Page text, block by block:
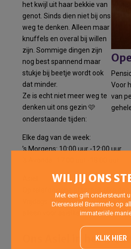
het kwijl uit haar bekkie van
genot. Sinds dien niet bij ons
weg te denken. Alleen maar
knuffels en overal bij willen
zijn. Sommige dingen zijn
nog best spannend maar
stukje bij beetje wordt ook
dat minder.
Ze is echt niet meer weg te
denken uit ons gezin 🩷
Voor
van
onderstaande tijden:
Elke dag van de week:
’s Morgens: 10:00 uur -12:00 uur
Vrijdags: 14:00 uur – 20:00 uur
alleen voor asielkatten)
Ons Asiel in het
WIL JIJ ONS
Met een gift ondersteunt
Dierenasiel Brammelo op
immateriële
KLIK HIER